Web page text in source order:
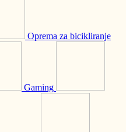
Oprema za bicikliranje
Gaming